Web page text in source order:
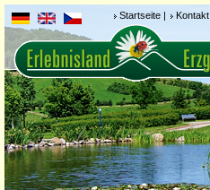
Startseite | Kontakt